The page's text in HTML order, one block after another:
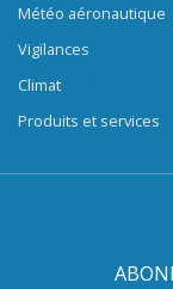
Météo aéronautique
Vigilances
Climat
Produits et services